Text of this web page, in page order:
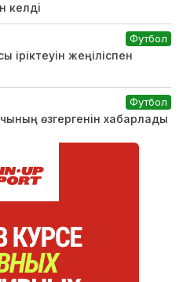
келді
Футбол
іріктеуін жеңіліспен
Футбол
өзгергенін хабарлады